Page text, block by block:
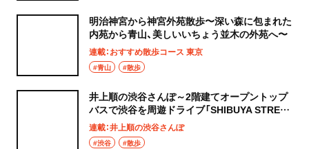
明治神宮から神宮外苑散歩〜深い森に包まれた
内苑から青山、美しいいちょう並木の外苑へ〜
連載：おすすめ散歩コース 東京
#青山 #散歩
井上順の渋谷さんぽ～2階建てオープントップ
バスで渋谷を周遊ドライブ「SHIBUYA STREET
RIDE」～
連載：井上順の渋谷さんぽ
#渋谷 #散歩